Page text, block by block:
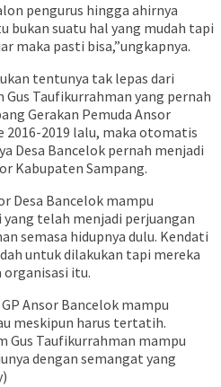
pengurus hingga ahirnya
bukan suatu hal yang mudah tapi
maka pasti bisa,”ungkapnya.
tentunya tak lepas dari
Taufikurrahman yang pernah
Gerakan Pemuda Ansor
2016-2019 lalu, maka otomatis
Desa Bancelok pernah menjadi
Kabupaten Sampang.
Desa Bancelok mampu
telah menjadi perjuangan
semasa hidupnya dulu. Kendati
untuk dilakukan tapi mereka
organisasi itu.
Ansor Bancelok mampu
meskipun harus tertatih.
Gus Taufikurrahman mampu
dengan semangat yang